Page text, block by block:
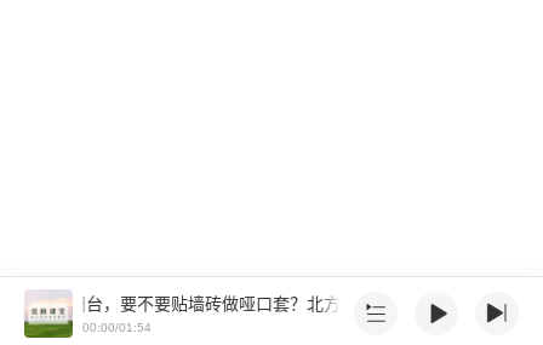
北方封闭阳台，要不要贴墙砖做哑口套？ 北方封闭阳台，要不要贴墙砖
00:00/01:54